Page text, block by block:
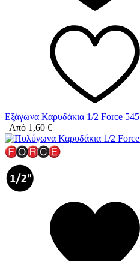
Εξάγωνα Καρυδάκια 1/2 Force 545
Από 1,60 €